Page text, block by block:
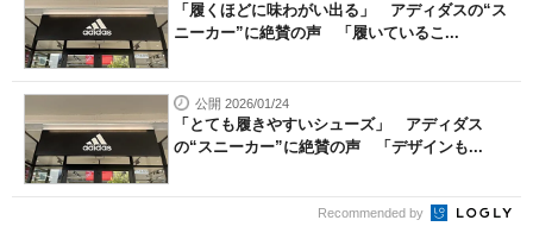
「履くほどに味わがい出る」 アディダスの“ス
ニーカー”に絶賛の声 「履いているこ...
公開 2026/01/24
「とても履きやすいシューズ」 アディダス
の“スニーカー”に絶賛の声 「デザインも...
Recommended by